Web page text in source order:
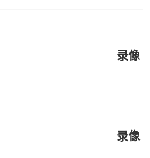
录像
录像